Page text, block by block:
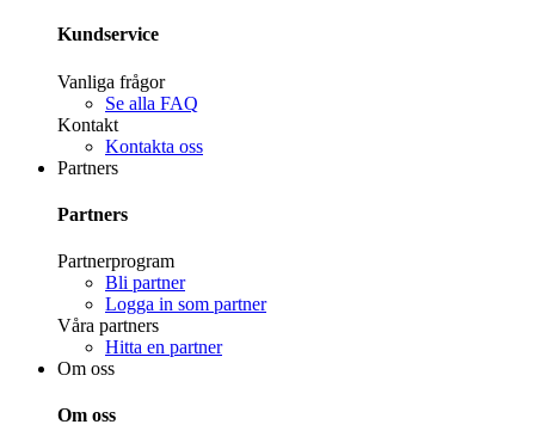
Kundservice
Vanliga frågor
Se alla FAQ
Kontakt
Kontakta oss
Partners
Partners
Partnerprogram
Bli partner
Logga in som partner
Våra partners
Hitta en partner
Om oss
Om oss